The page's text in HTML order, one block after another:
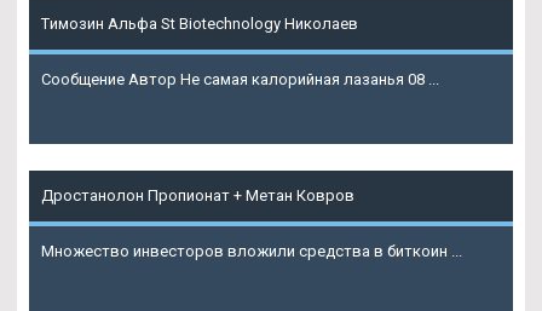
Tимозин Альфа St Biotechnology Николаев
Сообщение Автор Не самая калорийная лазанья 08 ...
Дростанолон Пропионат + Метан Ковров
Множество инвесторов вложили средства в биткоин ...